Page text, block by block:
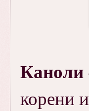
Каноли
корени